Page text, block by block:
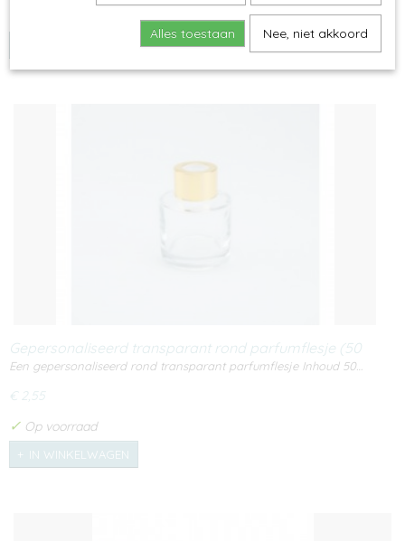
Gepersonaliseerd transparant rond parfumflesje (50
ml)
Een gepersonaliseerd rond transparant parfumflesje Inhoud 50…
€ 2,55
✓ Op voorraad
IN WINKELWAGEN
Alles toestaan Nee, niet akkoord